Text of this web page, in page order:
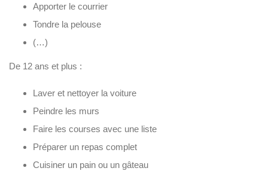
Apporter le courrier
Tondre la pelouse
(…)
De 12 ans et plus :
Laver et nettoyer la voiture
Peindre les murs
Faire les courses avec une liste
Préparer un repas complet
Cuisiner un pain ou un gâteau